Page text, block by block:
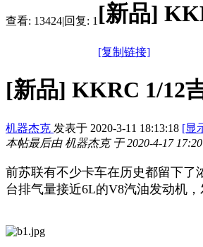
查看: 13424|回复: 1 [新品]
[复制链接]
[新品] KKRC 1/12
机器杰克 发表于 2020-3-11 18:13:18 [显
本帖最后由 机器杰克 于 2020-4-17
前苏联有不少卡车在历史都留下了
台排气量接近6L的V8汽油发动机